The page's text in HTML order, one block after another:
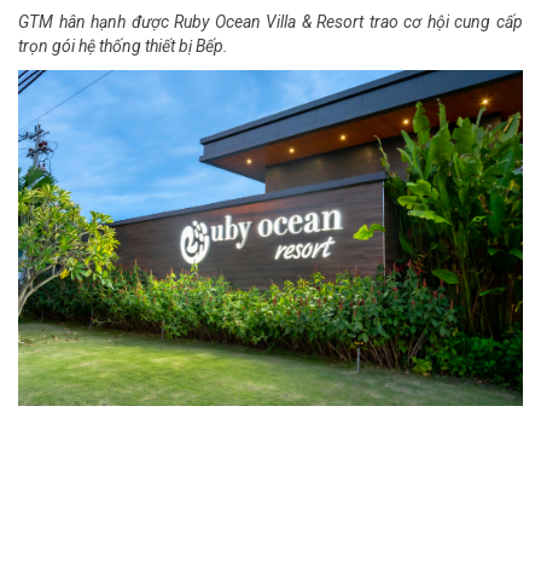
o
GTM hân hạnh được Ruby Ocean Villa & Resort trao cơ hội cung cấp
trọn gói hệ thống thiết bị Bếp.